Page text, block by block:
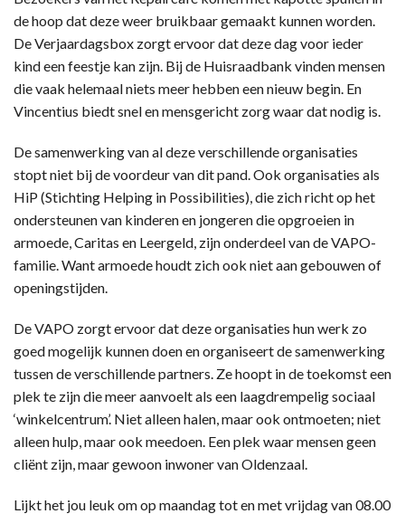
de hoop dat deze weer bruikbaar gemaakt kunnen worden.
De Verjaardagsbox zorgt ervoor dat deze dag voor ieder
kind een feestje kan zijn. Bij de Huisraadbank vinden mensen
die vaak helemaal niets meer hebben een nieuw begin. En
Vincentius biedt snel en mensgericht zorg waar dat nodig is.
De samenwerking van al deze verschillende organisaties
stopt niet bij de voordeur van dit pand. Ook organisaties als
HiP (Stichting Helping in Possibilities), die zich richt op het
ondersteunen van kinderen en jongeren die opgroeien in
armoede, Caritas en Leergeld, zijn onderdeel van de VAPO-
familie. Want armoede houdt zich ook niet aan gebouwen of
openingstijden.
De VAPO zorgt ervoor dat deze organisaties hun werk zo
goed mogelijk kunnen doen en organiseert de samenwerking
tussen de verschillende partners. Ze hoopt in de toekomst een
plek te zijn die meer aanvoelt als een laagdrempelig sociaal
‘winkelcentrum’. Niet alleen halen, maar ook ontmoeten; niet
alleen hulp, maar ook meedoen. Een plek waar mensen geen
cliënt zijn, maar gewoon inwoner van Oldenzaal.
Lijkt het jou leuk om op maandag tot en met vrijdag van 08.00